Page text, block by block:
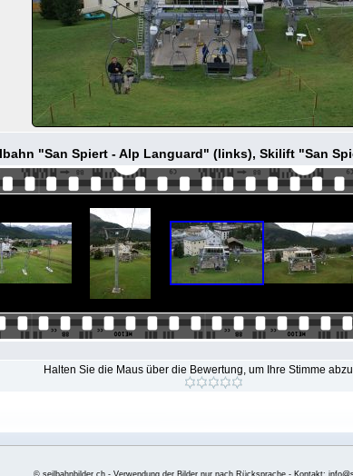
"San Spiert - Alp Languard" (links), Skilift "San
Halten Sie die Maus über die Bewertung, um Ihre Stimme
© seilbahnbilder.ch - Verwendung der Bilder nur nach Rücksprache - Kontakt: